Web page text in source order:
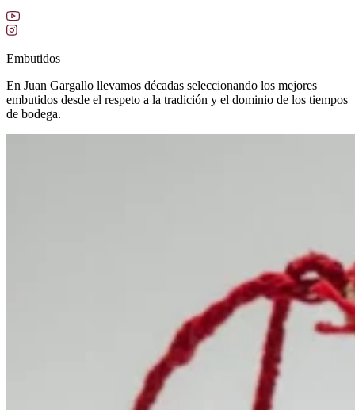
Embutidos
En Juan Gargallo llevamos décadas seleccionando los mejores
embutidos desde el respeto a la tradición y el dominio de los tiempos
de bodega.